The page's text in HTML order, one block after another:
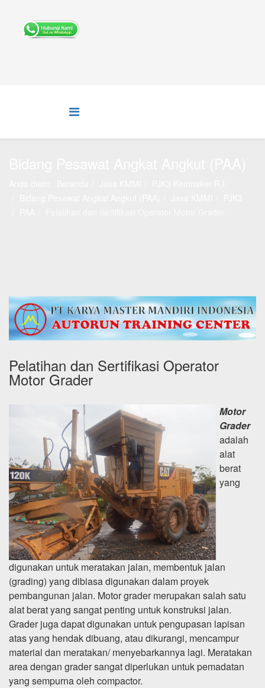
Pelatihan dan Sertifikasi Operator
Motor Grader
Motor
Grader
adalah
alat
berat
yang
digunakan untuk meratakan jalan, membentuk jalan
(grading) yang dibiasa digunakan dalam proyek
pembangunan jalan. Motor grader merupakan salah satu
alat berat yang sangat penting untuk konstruksi jalan.
Grader juga dapat digunakan untuk pengupasan lapisan
atas yang hendak dibuang, atau dikurangi, mencampur
material dan meratakan/ menyebarkannya lagi. Meratakan
area dengan grader sangat diperlukan untuk pemadatan
yang sempurna oleh compactor.